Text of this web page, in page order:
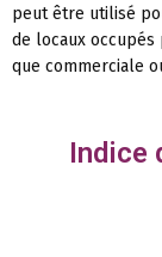
peut être utilisé
de locaux occupés
que commerciale
Indice